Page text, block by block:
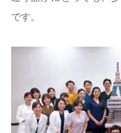
です。